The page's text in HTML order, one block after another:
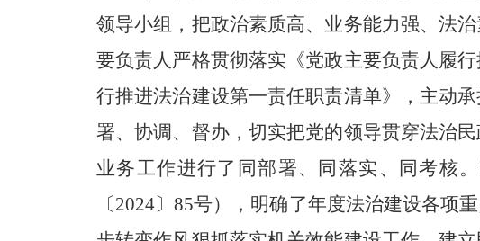
领导小组，把政治素质高、业务能力强、法
要负责人严格贯彻落实《党政主要负责人履
行推进法治建设第一责任职责清单》，主动
署、协调、督办，切实把党的领导贯穿法治
业务工作进行了同部署、同落实、同考核
〔2024〕85号），明确了年度法治建设各